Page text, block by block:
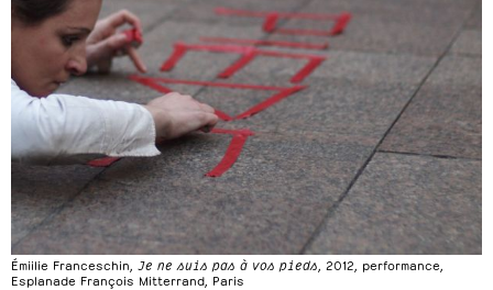
Émiilie Franceschin, Je ne suis pas à vos pieds, 2012, performance,
Esplanade François Mitterrand, Paris